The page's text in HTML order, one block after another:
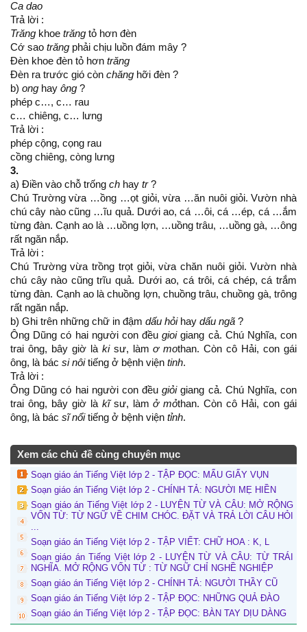
Ca dao
Trả lời :
Trăng khoe trăng tỏ hơn đèn
Cớ sao trăng phải chịu luồn đám mây ?
Đèn khoe đèn tỏ hơn trăng
Đèn ra trước gió còn chăng hỡi đèn ?
b) ong hay ông ?
phép c…, c… rau
c… chiêng, c… lưng
Trả lời :
phép cộng, cọng rau
cồng chiêng, còng lưng
3.
a) Điền vào chỗ trống ch hay tr?
Chú Trường vừa …ồng …ọt giỏi, vừa …ăn nuôi giỏi. Vườn nhà
chú cây nào cũng …ĩu quả. Dưới ao, cá …ôi, cá …ép, cá …ắm
từng đàn. Cạnh ao là …uồng lợn, …uồng trâu, …uồng gà, …ông
rất ngăn nắp.
Trả lời :
Chú Trường vừa trồng trọt giỏi, vừa chăn nuôi giỏi. Vườn nhà
chú cây nào cũng trĩu quả. Dưới ao, cá trôi, cá chép, cá trắm
từng đàn. Cạnh ao là chuồng lợn, chuồng trâu, chuồng gà, trông
rất ngăn nắp.
b) Ghi trên những chữ in đậm dấu hỏi hay dấu ngã ?
Ông Dũng có hai người con đều gioigiang cả. Chú Nghĩa, con
trai ông, bây giờ là kisư, làmơ mothan. Còn cô Hải, con gái
ông, là bác si nôitiếng ở bệnh viện tinh.
Trả lời :
Ông Dũng có hai người con đều giỏigiang cả. Chú Nghĩa, con
trai ông, bây giờ là kĩsư, làmở mỏthan. Còn cô Hải, con gái
ông, là bác sĩ nổitiếng ở bệnh viện tỉnh.
Xem các chủ đề cùng chuyên mục
Soạn giáo án Tiếng Việt lớp 2 - TẬP ĐỌC: MẨU GIẤY VỤN
Soạn giáo án Tiếng Việt lớp 2 - CHÍNH TẢ: NGƯỜI MẸ HIỀN
Soạn giáo án Tiếng Việt lớp 2 - LUYỆN TỪ VÀ CÂU: MỞ RỘNG
VỐN TỪ: TỪ NGỮ VỀ CHIM CHÓC. ĐẶT VÀ TRẢ LỜI CÂU HỎI
...
Soạn giáo án Tiếng Việt lớp 2 - TẬP VIẾT: CHỮ HOA : K, L
Soạn giáo án Tiếng Việt lớp 2 - LUYỆN TỪ VÀ CÂU: TỪ TRÁI
NGHĨA. MỞ RỘNG VỐN TỪ : TỪ NGỮ CHỈ NGHỀ NGHIỆP
Soạn giáo án Tiếng Việt lớp 2 - CHÍNH TẢ: NGƯỜI THẦY CŨ
Soạn giáo án Tiếng Việt lớp 2 - TẬP ĐỌC: NHỮNG QUẢ ĐÀO
Soạn giáo án Tiếng Việt lớp 2 - TẬP ĐỌC: BÀN TAY DỊU DÀNG